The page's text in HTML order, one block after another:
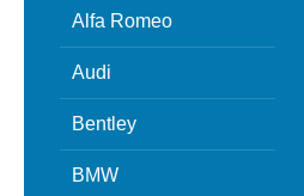
Alfa Romeo
Audi
Bentley
BMW